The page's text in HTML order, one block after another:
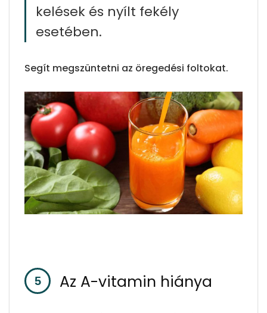
kelések és nyílt fekély
esetében.
Segít megszüntetni az öregedési foltokat.
Az A-vitamin hiánya